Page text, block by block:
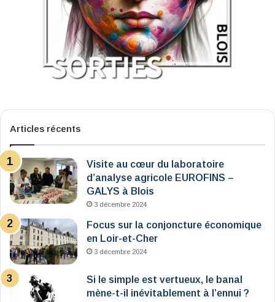
Articles récents
Visite au cœur du laboratoire
d’analyse agricole EUROFINS –
GALYS à Blois
3 décembre 2024
Focus sur la conjoncture économique
en Loir-et-Cher
3 décembre 2024
Si le simple est vertueux, le banal
mène-t-il inévitablement à l’ennui ?